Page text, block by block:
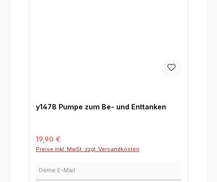
y1478 Pumpe zum Be- und Enttanken
Regulärer Preis:
19,90 €
Preise inkl. MwSt. zzgl. Versandkosten